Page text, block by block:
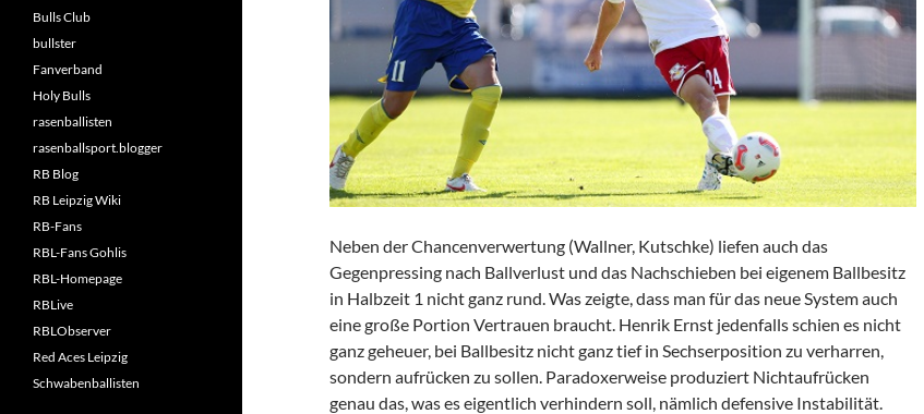
Neben der Chancenverwertung (Wallner, Kutschke) liefen auch das
Gegenpressing nach Ballverlust und das Nachschieben bei eigenem Ballbesitz
in Halbzeit 1 nicht ganz rund. Was zeigte, dass man für das neue System auch
eine große Portion Vertrauen braucht. Henrik Ernst jedenfalls schien es nicht
ganz geheuer, bei Ballbesitz nicht ganz tief in Sechserposition zu verharren,
sondern aufrücken zu sollen. Paradoxerweise produziert Nichtaufrücken
genau das, was es eigentlich verhindern soll, nämlich defensive Instabilität.
Bulls Club
bullster
Fanverband
Holy Bulls
rasenballisten
rasenballsport.blogger
RB Blog
RB Leipzig Wiki
RB-Fans
RBL-Fans Gohlis
RBL-Homepage
RBLive
RBLObserver
Red Aces Leipzig
Schwabenballisten